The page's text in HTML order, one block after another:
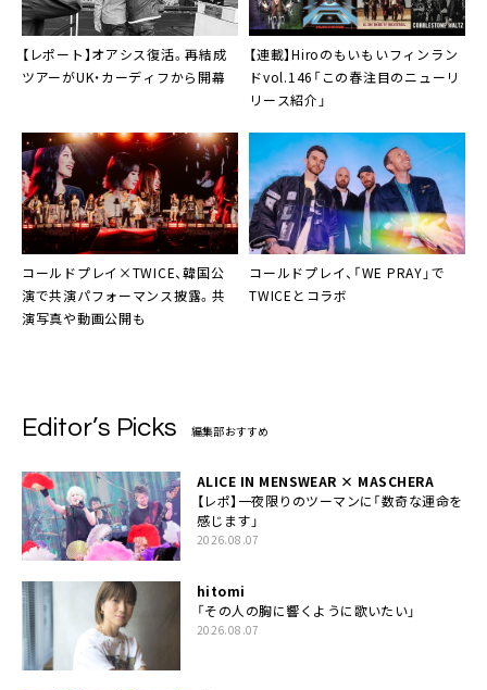
【レポート】オアシス復活。再結成
ツアーがUK・カーディフから開幕
【連載】Hiroのもいもいフィンラン
ドvol.146「この春注目のニューリ
リース紹介」
コールドプレイ×TWICE、韓国公
演で共演パフォーマンス披露。共
演写真や動画公開も
コールドプレイ、「WE PRAY」で
TWICEとコラボ
Editor’s Picks 編集部おすすめ
ALICE IN MENSWEAR × MASCHERA
【レポ】一夜限りのツーマンに「数奇な運命を
感じます」
2026.08.07
hitomi
「その人の胸に響くように歌いたい」
2026.08.07